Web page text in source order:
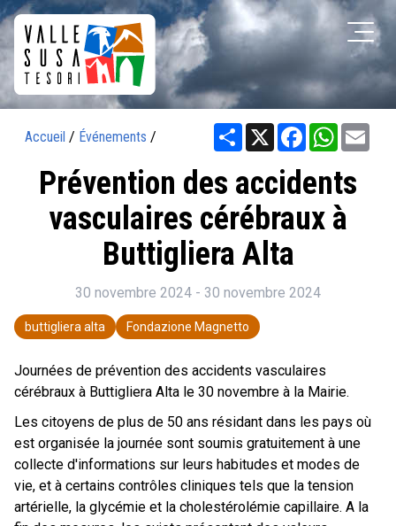
Accueil / Événements / Share X Facebook
Prévention des accidents
vasculaires cérébraux à
Buttigliera Alta
30 novembre 2024 - 30 novembre 2024
buttigliera alta Fondazione Magnetto
Journées de prévention des accidents vasculaires
cérébraux à Buttigliera Alta le 30 novembre à la Mairie.
Les citoyens de plus de 50 ans résidant dans les pays où
est organisée la journée sont soumis gratuitement à une
collecte d'informations sur leurs habitudes et modes de
vie, et à certains contrôles cliniques tels que la tension
artérielle, la glycémie et la cholestérolémie capillaire. A la